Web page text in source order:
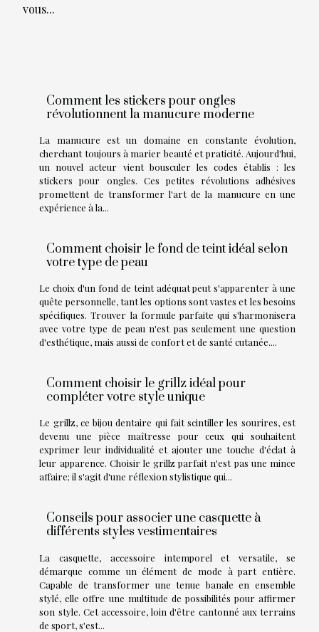
vous...
Comment les stickers pour ongles
révolutionnent la manucure moderne
La manucure est un domaine en constante évolution,
cherchant toujours à marier beauté et praticité. Aujourd'hui,
un nouvel acteur vient bousculer les codes établis : les
stickers pour ongles. Ces petites révolutions adhésives
promettent de transformer l'art de la manucure en une
expérience à la...
Comment choisir le fond de teint idéal selon
votre type de peau
Le choix d'un fond de teint adéquat peut s'apparenter à une
quête personnelle, tant les options sont vastes et les besoins
spécifiques. Trouver la formule parfaite qui s'harmonisera
avec votre type de peau n'est pas seulement une question
d'esthétique, mais aussi de confort et de santé cutanée....
Comment choisir le grillz idéal pour
compléter votre style unique
Le grillz, ce bijou dentaire qui fait scintiller les sourires, est
devenu une pièce maîtresse pour ceux qui souhaitent
exprimer leur individualité et ajouter une touche d'éclat à
leur apparence. Choisir le grillz parfait n'est pas une mince
affaire; il s'agit d'une réflexion stylistique qui...
Conseils pour associer une casquette à
différents styles vestimentaires
La casquette, accessoire intemporel et versatile, se
démarque comme un élément de mode à part entière.
Capable de transformer une tenue banale en ensemble
stylé, elle offre une multitude de possibilités pour affirmer
son style. Cet accessoire, loin d'être cantonné aux terrains
de sport, s'est...